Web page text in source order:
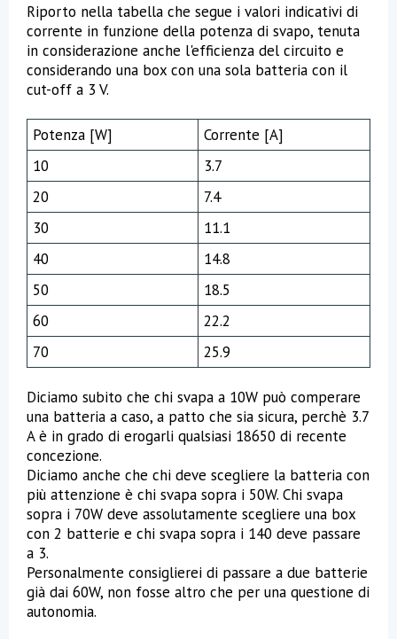
Riporto nella tabella che segue i valori indicativi di
corrente in funzione della potenza di svapo, tenuta
in considerazione anche l'efficienza del circuito e
considerando una box con una sola batteria con il
cut-off a 3 V.
Potenza [W]
Corrente [A]
10
3.7
20
7.4
30
11.1
40
14.8
50
18.5
60
22.2
70
25.9
Diciamo subito che chi svapa a 10W può comperare
una batteria a caso, a patto che sia sicura, perchè 3.7
A è in grado di erogarli qualsiasi 18650 di recente
concezione.
Diciamo anche che chi deve scegliere la batteria con
più attenzione è chi svapa sopra i 50W. Chi svapa
sopra i 70W deve assolutamente scegliere una box
con 2 batterie e chi svapa sopra i 140 deve passare
a 3.
Personalmente consiglierei di passare a due batterie
già dai 60W, non fosse altro che per una questione di
autonomia.